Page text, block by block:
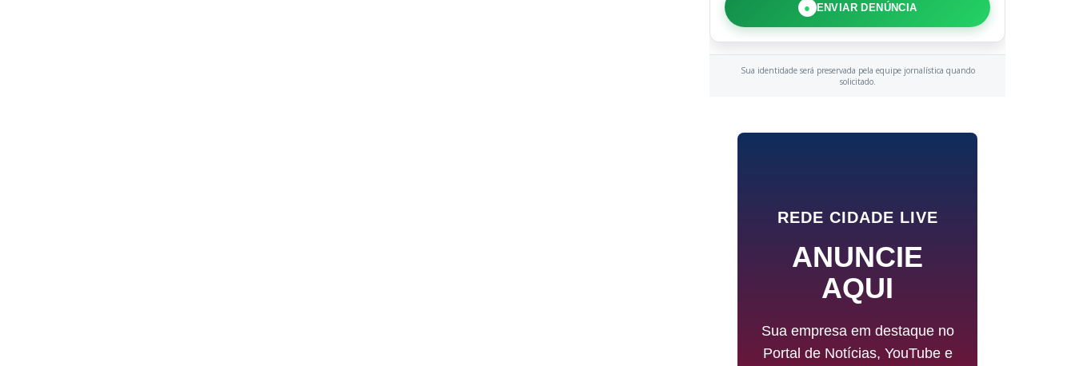
● ENVIAR DENÚNCIA
Sua identidade será preservada pela equipe jornalística quando
solicitado.
REDE CIDADE LIVE
ANUNCIE
AQUI
Sua empresa em destaque no
Portal de Notícias, YouTube e